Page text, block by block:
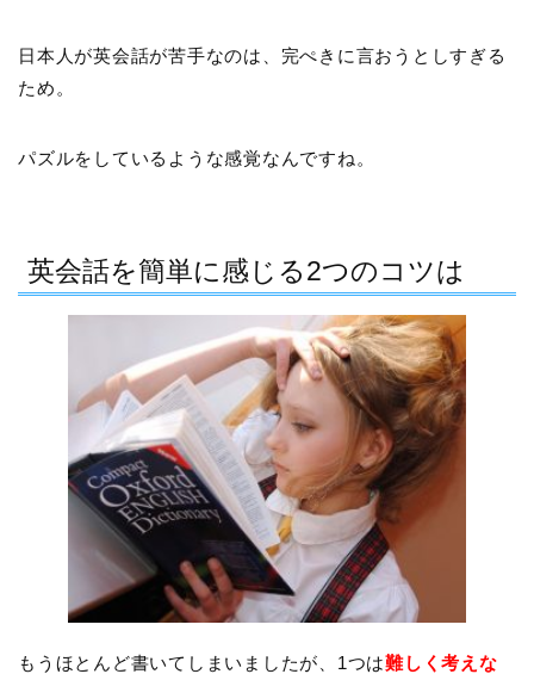
日本人が英会話が苦手なのは、完ぺきに言おうとしすぎる
ため。
パズルをしているような感覚なんですね。
英会話を簡単に感じる2つのコツは
もうほとんど書いてしまいましたが、1つは難しく考えな